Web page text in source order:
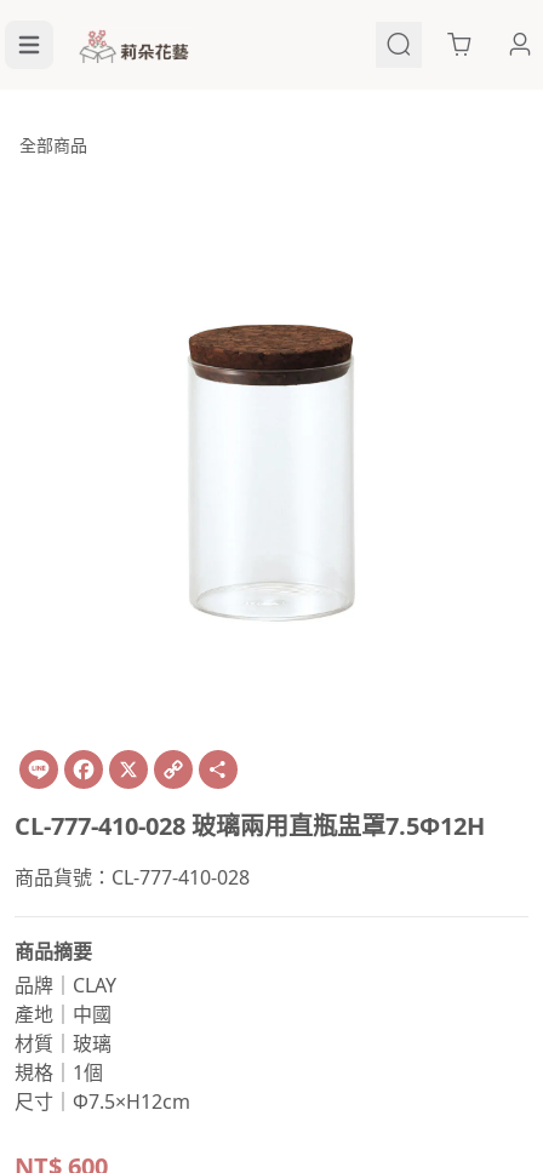
Cart
全部商品
Line Facebook
X Copy
Link
CL-777-410-028 玻璃兩用直瓶盅罩7.5Φ12H
商品貨號：CL-777-410-028
商品摘要
品牌｜CLAY
產地｜中國
材質｜玻璃
規格｜1個
尺寸｜Φ7.5×H12cm